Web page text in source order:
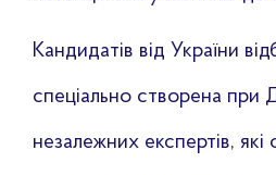
Кандидатів від України
спеціально створена при
незалежних експертів, які